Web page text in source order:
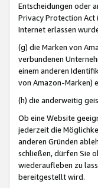
Entscheidungen oder
Privacy Protection Act
Internet erlassen
(g) die Marken von
verbundenen
einem anderen
von Amazon-Marken)
(h) die anderweitig
Ob eine Website
jederzeit die
anderen Gründen
schließen, dürfen Sie
wiederaufleben zu
bereitgestellt wird.